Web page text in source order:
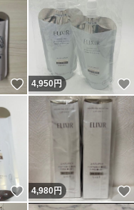
いいね！
4,950円
いいね！
4,980円